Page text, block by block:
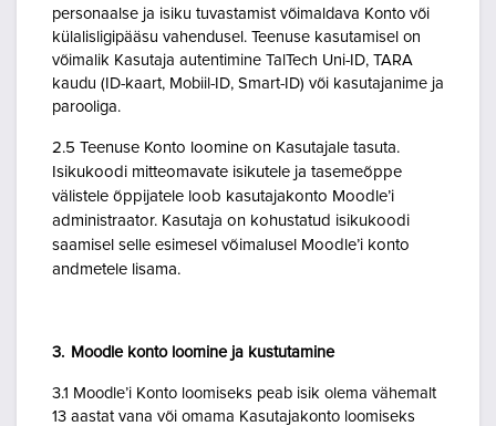
personaalse ja isiku tuvastamist võimaldava Konto või
külalisligipääsu vahendusel. Teenuse kasutamisel on
võimalik Kasutaja autentimine TalTech Uni-ID, TARA
kaudu (ID-kaart, Mobiil-ID, Smart-ID) või kasutajanime ja
parooliga.
2.5 Teenuse Konto loomine on Kasutajale tasuta.
Isikukoodi mitteomavate isikutele ja tasemeõppe
välistele õppijatele loob kasutajakonto Moodle’i
administraator. Kasutaja on kohustatud isikukoodi
saamisel selle esimesel võimalusel Moodle’i konto
andmetele lisama.
3. Moodle konto loomine ja kustutamine
3.1 Moodle’i Konto loomiseks peab isik olema vähemalt
13 aastat vana või omama Kasutajakonto loomiseks